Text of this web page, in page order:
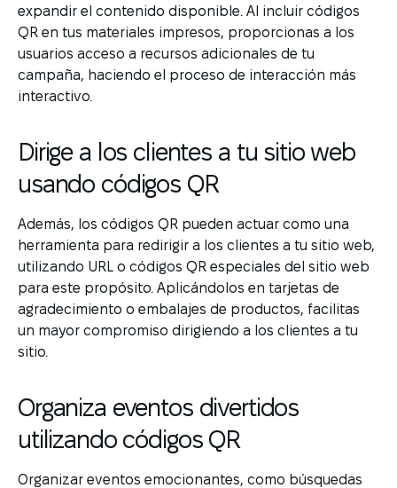
expandir el contenido disponible. Al incluir códigos
QR en tus materiales impresos, proporcionas a los
usuarios acceso a recursos adicionales de tu
campaña, haciendo el proceso de interacción más
interactivo.
Dirige a los clientes a tu sitio web
usando códigos QR
Además, los códigos QR pueden actuar como una
herramienta para redirigir a los clientes a tu sitio web,
utilizando URL o códigos QR especiales del sitio web
para este propósito. Aplicándolos en tarjetas de
agradecimiento o embalajes de productos, facilitas
un mayor compromiso dirigiendo a los clientes a tu
sitio.
Organiza eventos divertidos
utilizando códigos QR
Organizar eventos emocionantes, como búsquedas